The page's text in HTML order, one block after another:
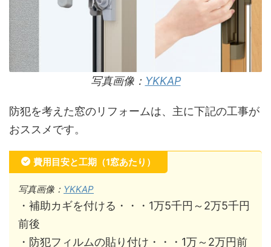
写真画像： YKKAP
防犯を考えた窓のリフォームは、主に下記の工事が
おススメです。
費用目安と工期（1窓あたり）
写真画像： YKKAP
・補助カギを付ける・・・1万5千円～2万5千円
前後
・防犯フィルムの貼り付け・・・1万～2万円前